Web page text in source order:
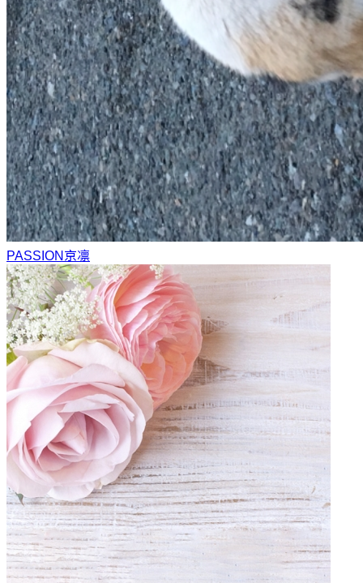
PASSION 京凛